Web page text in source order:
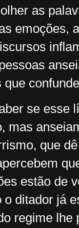
as
emoções,
se esse
mas
que
estão de
ditador já
regime